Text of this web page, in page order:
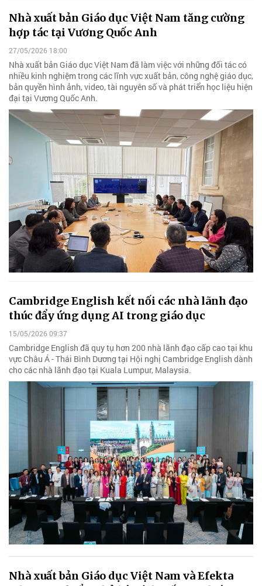
Nhà xuất bản Giáo dục Việt Nam tăng cường
hợp tác tại Vương Quốc Anh
27/05/2026 18:00
Nhà xuất bản Giáo dục Việt Nam đã làm việc với những đối tác có
nhiều kinh nghiệm trong các lĩnh vực xuất bản, công nghệ giáo dục,
bản quyền hình ảnh, video, tài nguyên số và phát triển học liệu hiện
đại tại Vương Quốc Anh.
Cambridge English kết nối các nhà lãnh đạo
thúc đẩy ứng dụng AI trong giáo dục
15/05/2026 09:37
Cambridge English đã quy tụ hơn 200 nhà lãnh đạo cấp cao tại khu
vực Châu Á - Thái Bình Dương tại Hội nghị Cambridge English dành
cho các nhà lãnh đạo tại Kuala Lumpur, Malaysia.
Nhà xuất bản Giáo dục Việt Nam và Efekta